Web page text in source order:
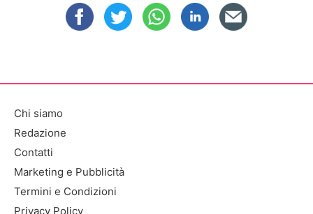
Chi siamo
Redazione
Contatti
Marketing e Pubblicità
Termini e Condizioni
Privacy Policy